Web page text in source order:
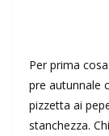
Per prima
pre autunnale
pizzetta ai
stanchezza.